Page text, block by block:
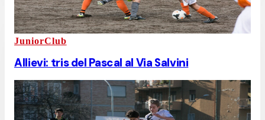
JuniorClub
Allievi: tris del Pascal al Via Salvini